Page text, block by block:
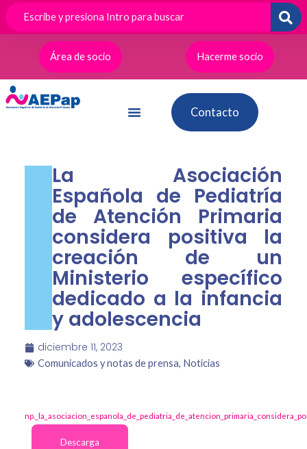
contenido
Área de socio
Hacerme socio
Contacto
La Asociación
Española de Pediatría
de Atención Primaria
considera positiva la
creación de un
Ministerio específico
dedicado a la infancia
y adolescencia
diciembre 11, 2023
Comunicados y notas de prensa, Noticias
Descarga